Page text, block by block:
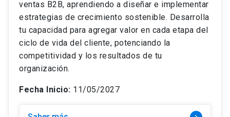
ventas B2B, aprendiendo a diseñar e implementar
estrategias de crecimiento sostenible. Desarrolla
tu capacidad para agregar valor en cada etapa del
ciclo de vida del cliente, potenciando la
competitividad y los resultados de tu
organización.
Fecha Inicio: 11/05/2027